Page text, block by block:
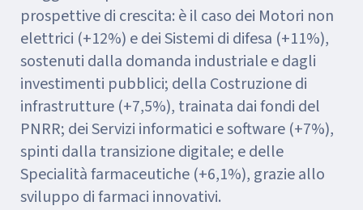
prospettive di crescita: è il caso dei Motori non
elettrici (+12%) e dei Sistemi di difesa (+11%),
sostenuti dalla domanda industriale e dagli
investimenti pubblici; della Costruzione di
infrastrutture (+7,5%), trainata dai fondi del
PNRR; dei Servizi informatici e software (+7%),
spinti dalla transizione digitale; e delle
Specialità farmaceutiche (+6,1%), grazie allo
sviluppo di farmaci innovativi.